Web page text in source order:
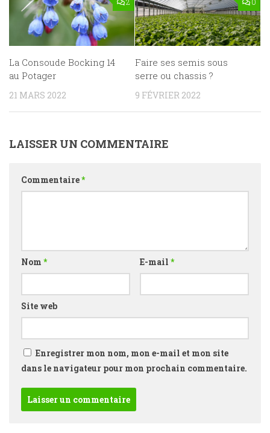
La Consoude Bocking 14
au Potager
21 MARS 2022
Faire ses semis sous
serre ou chassis ?
9 FÉVRIER 2022
LAISSER UN COMMENTAIRE
Commentaire*
Nom * E-mail *
Site web
Enregistrer mon nom, mon e-mail et mon site
dans le navigateur pour mon prochain commentaire.